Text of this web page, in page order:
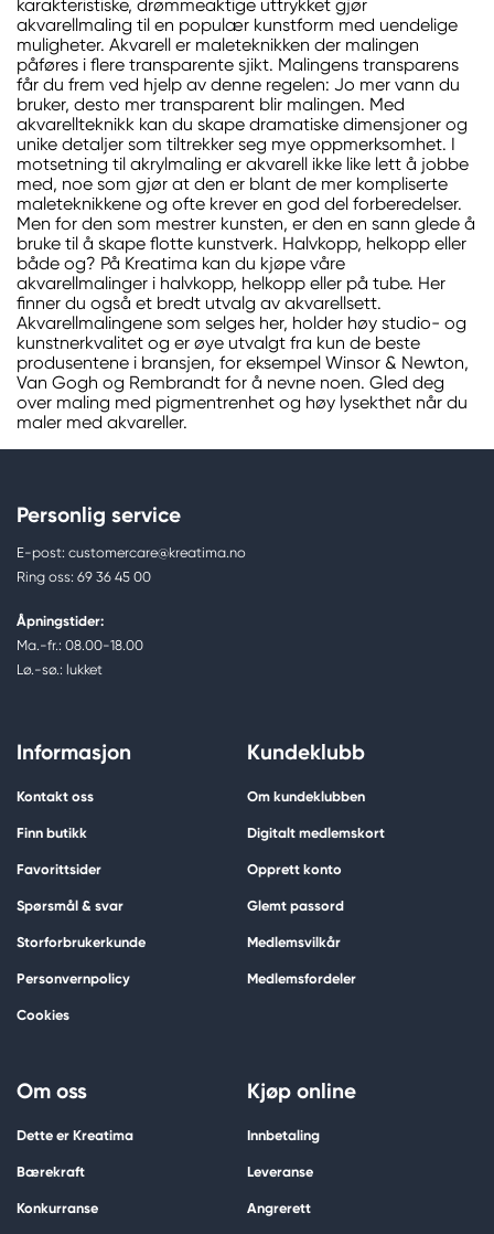
karakteristiske, drømmeaktige uttrykket gjør
akvarellmaling til en populær kunstform med uendelige
muligheter. Akvarell er maleteknikken der malingen
påføres i flere transparente sjikt. Malingens transparens
får du frem ved hjelp av denne regelen: Jo mer vann du
bruker, desto mer transparent blir malingen. Med
akvarellteknikk kan du skape dramatiske dimensjoner og
unike detaljer som tiltrekker seg mye oppmerksomhet. I
motsetning til akrylmaling er akvarell ikke like lett å jobbe
med, noe som gjør at den er blant de mer kompliserte
maleteknikkene og ofte krever en god del forberedelser.
Men for den som mestrer kunsten, er den en sann glede å
bruke til å skape flotte kunstverk. Halvkopp, helkopp eller
både og? På Kreatima kan du kjøpe våre
akvarellmalinger i halvkopp, helkopp eller på tube. Her
finner du også et bredt utvalg av akvarellsett.
Akvarellmalingene som selges her, holder høy studio- og
kunstnerkvalitet og er øye utvalgt fra kun de beste
produsentene i bransjen, for eksempel Winsor & Newton,
Van Gogh og Rembrandt for å nevne noen. Gled deg
over maling med pigmentrenhet og høy lysekthet når du
maler med akvareller.
Personlig service
E-post: customercare@kreatima.no
Ring oss: 69 36 45 00
Åpningstider:
Ma.-fr.: 08.00-18.00
Lø.-sø.: lukket
Informasjon
Kontakt oss
Finn butikk
Favorittsider
Spørsmål & svar
Storforbrukerkunde
Personvernpolicy
Cookies
Kundeklubb
Om kundeklubben
Digitalt medlemskort
Opprett konto
Glemt passord
Medlemsvilkår
Medlemsfordeler
Om oss
Dette er Kreatima
Bærekraft
Konkurranse
Kjøp online
Innbetaling
Leveranse
Angrerett